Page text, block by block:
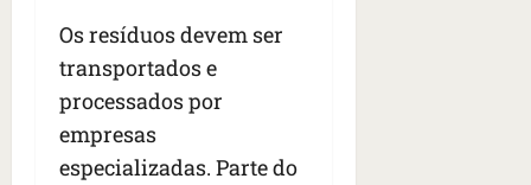
Os resíduos devem ser
transportados e
processados por
empresas
especializadas. Parte do